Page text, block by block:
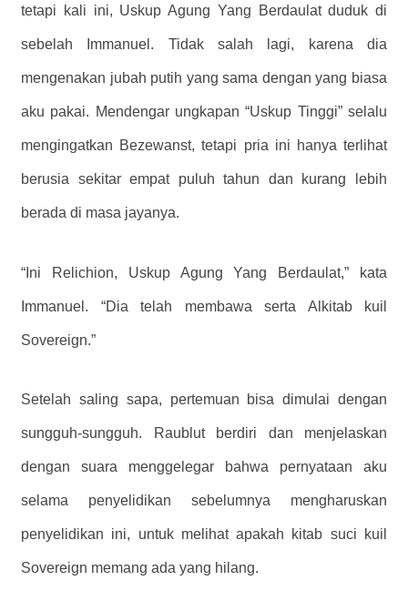
tetapi kali ini, Uskup Agung Yang Berdaulat duduk di
sebelah Immanuel. Tidak salah lagi, karena dia
mengenakan jubah putih yang sama dengan yang biasa
aku pakai. Mendengar ungkapan “Uskup Tinggi” selalu
mengingatkan Bezewanst, tetapi pria ini hanya terlihat
berusia sekitar empat puluh tahun dan kurang lebih
berada di masa jayanya.
“Ini Relichion, Uskup Agung Yang Berdaulat,” kata
Immanuel. “Dia telah membawa serta Alkitab kuil
Sovereign.”
Setelah saling sapa, pertemuan bisa dimulai dengan
sungguh-sungguh. Raublut berdiri dan menjelaskan
dengan suara menggelegar bahwa pernyataan aku
selama penyelidikan sebelumnya mengharuskan
penyelidikan ini, untuk melihat apakah kitab suci kuil
Sovereign memang ada yang hilang.